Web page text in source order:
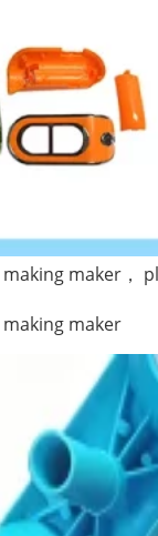
maker，
maker